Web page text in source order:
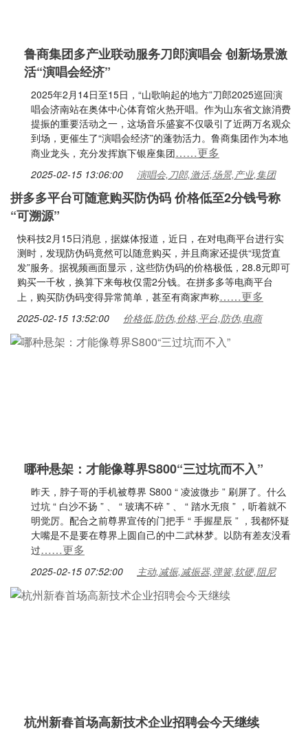
鲁商集团多产业联动服务刀郎演唱会 创新场景激
活“演唱会经济”
2025年2月14日至15日，“山歌响起的地方”刀郎2025巡回演
唱会济南站在奥体中心体育馆火热开唱。作为山东省文旅消费
提振的重要活动之一，这场音乐盛宴不仅吸引了近两万名观众
到场，更催生了“演唱会经济”的蓬勃活力。鲁商集团作为本地
商业龙头，充分发挥旗下银座集团……更多
2025-02-15 13:06:00 演唱会,刀郎,激活,场景,产业,集团
拼多多平台可随意购买防伪码 价格低至2分钱号称
“可溯源”
快科技2月15日消息，据媒体报道，近日，在对电商平台进行实
测时，发现防伪码竟然可以随意购买，并且商家还提供“现货直
发”服务。据视频画面显示，这些防伪码的价格极低，28.8元即可
购买一千枚，换算下来每枚仅需2分钱。在拼多多等电商平台
上，购买防伪码变得异常简单，甚至有商家声称……更多
2025-02-15 13:52:00 价格低,防伪,价格,平台,防伪,电商
哪种悬架：才能像尊界S800“三过坑而不入”
昨天，脖子哥的手机被尊界 S800 “ 凌波微步 ” 刷屏了。什么
过坑 “ 白沙不扬 ” 、 “ 玻璃不碎 ” 、 “ 踏水无痕 ” ，听着就不
明觉厉。配合之前尊界宣传的门把手 “ 手握星辰 ” ，我都怀疑
大嘴是不是要在尊界上圆自己的中二武林梦。以防有差友没看
过……更多
2025-02-15 07:52:00 主动,减振,减振器,弹簧,软硬,阻尼
杭州新春首场高新技术企业招聘会今天继续